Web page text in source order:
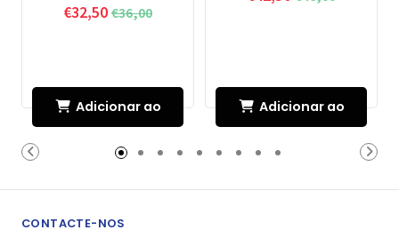
€32,50 €36,00
Adicionar ao
Carrinho
Adicionar ao
Carrinho
CONTACTE-NOS